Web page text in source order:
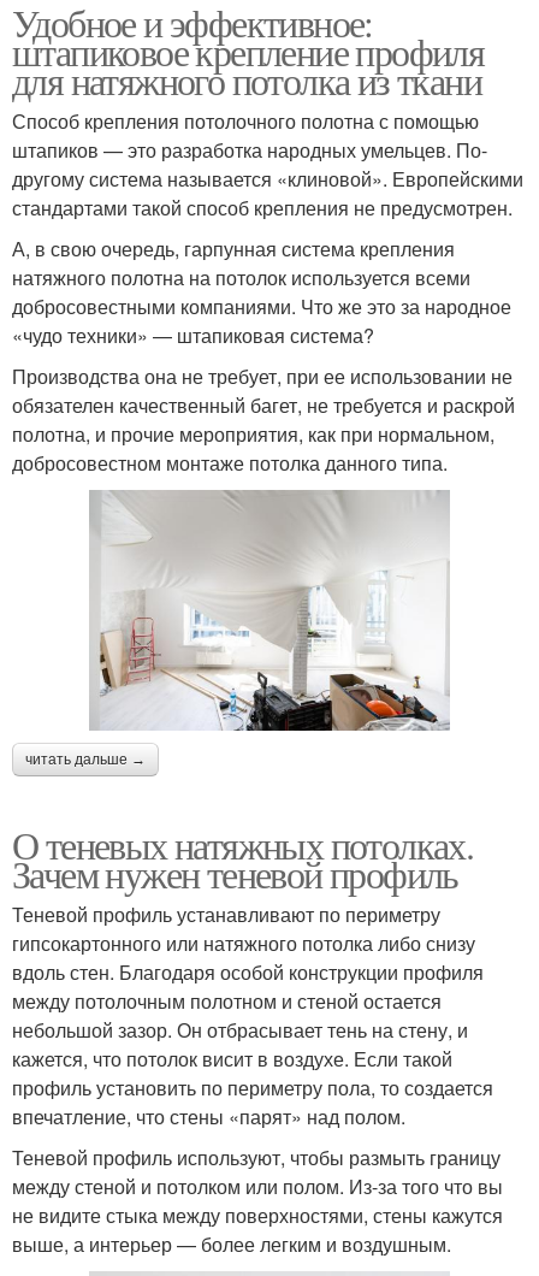
Удобное и эффективное:
штапиковое крепление профиля
для натяжного потолка из ткани
Способ крепления потолочного полотна с помощью
штапиков — это разработка народных умельцев. По-
другому система называется «клиновой». Европейскими
стандартами такой способ крепления не предусмотрен.
А, в свою очередь, гарпунная система крепления
натяжного полотна на потолок используется всеми
добросовестными компаниями. Что же это за народное
«чудо техники» — штапиковая система?
Производства она не требует, при ее использовании не
обязателен качественный багет, не требуется и раскрой
полотна, и прочие мероприятия, как при нормальном,
добросовестном монтаже потолка данного типа.
читать дальше →
О теневых натяжных потолках.
Зачем нужен теневой профиль
Теневой профиль устанавливают по периметру
гипсокартонного или натяжного потолка либо снизу
вдоль стен. Благодаря особой конструкции профиля
между потолочным полотном и стеной остается
небольшой зазор. Он отбрасывает тень на стену, и
кажется, что потолок висит в воздухе. Если такой
профиль установить по периметру пола, то создается
впечатление, что стены «парят» над полом.
Теневой профиль используют, чтобы размыть границу
между стеной и потолком или полом. Из-за того что вы
не видите стыка между поверхностями, стены кажутся
выше, а интерьер — более легким и воздушным.